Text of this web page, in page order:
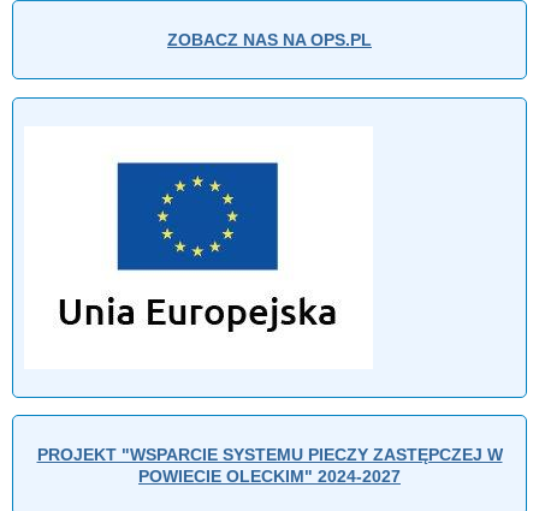
ZOBACZ NAS NA OPS.PL
PROJEKT "WSPARCIE SYSTEMU PIECZY ZASTĘPCZEJ W
POWIECIE OLECKIM" 2024-2027